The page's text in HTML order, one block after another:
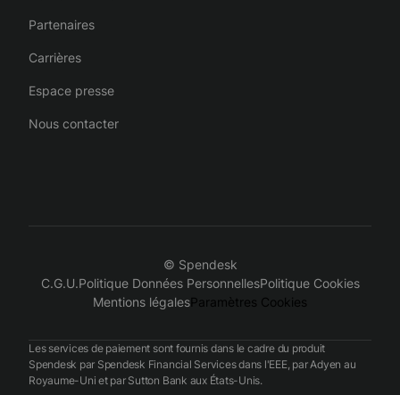
Partenaires
Carrières
Espace presse
Nous contacter
© Spendesk
C.G.U.Politique Données PersonnellesPolitique Cookies
Mentions légalesParamètres Cookies
Les services de paiement sont fournis dans le cadre du produit
Spendesk par Spendesk Financial Services dans l'EEE, par Adyen au
Royaume-Uni et par Sutton Bank aux États-Unis.